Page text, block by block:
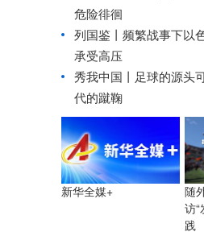
危险徘徊
列国鉴丨频繁战事下以
承受高压
秀我中国丨
足球的源头
代的蹴鞠
新华全媒+
随
访“
践